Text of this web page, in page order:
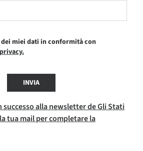
miei dati in conformità con
INVIA
alla newsletter de Gli Stati
tua mail per completare la